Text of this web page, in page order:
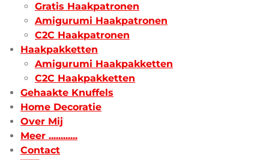
Gratis Haakpatronen
Amigurumi Haakpatronen
C2C Haakpatronen
Haakpakketten
Amigurumi Haakpakketten
C2C Haakpakketten
Gehaakte Knuffels
Home Decoratie
Over Mij
Meer ............
Contact